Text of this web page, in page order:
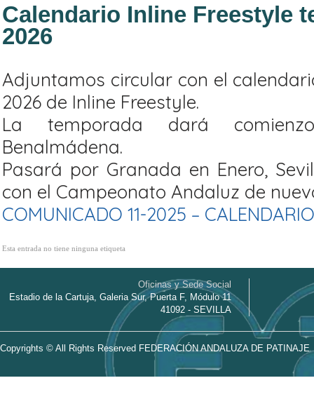
Calendario Inline Freestyle
2026
Adjuntamos circular con el
2026 de Inline Freestyle.
La temporada dará
Benalmádena.
Pasará por Granada en Enero,
con el Campeonato Andaluz de
COMUNICADO 11-2025 –
Esta entrada no tiene ninguna etiqueta
Oficinas y Sede Social
Estadio de la Cartuja, Galeria Sur, Puerta F, Módulo 11
41092 - SEVILLA
Copyrights © All Rights Reserved FEDERACIÓN ANDALUZA DE PATINAJE